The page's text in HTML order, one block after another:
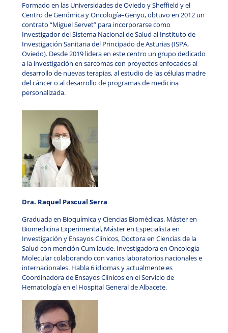
Formado en las Universidades de Oviedo y Sheffield y el
Centro de Genómica y Oncología–Genyo, obtuvo en 2012 un
contrato “Miguel Servet” para incorporarse como
Investigador del Sistema Nacional de Salud al Instituto de
Investigación Sanitaria del Principado de Asturias (ISPA,
Oviedo). Desde 2019 lidera en este centro un grupo dedicado
a la investigación en sarcomas con proyectos enfocados al
desarrollo de nuevas terapias, al estudio de las células madre
del cáncer o al desarrollo de programas de medicina
personalizada.
Dra. Raquel Pascual Serra
Graduada en Bioquímica y Ciencias Biomédicas. Máster en
Biomedicina Experimental, Máster en Especialista en
Investigación y Ensayos Clínicos, Doctora en Ciencias de la
Salud con mención Cum laude. Investigadora en Oncología
Molecular colaborando con varios laboratorios nacionales e
internacionales. Habla 6 idiomas y actualmente es
Coordinadora de Ensayos Clínicos en el Servicio de
Hematología en el Hospital General de Albacete.